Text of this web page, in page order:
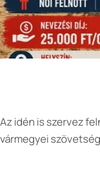
Az idén is szervez
vármegyei